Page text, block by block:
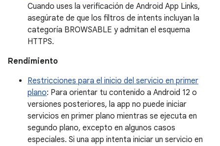
Cuando uses la verificación de Android App Links,
asegúrate de que los filtros de intents incluyan la
categoría BROWSABLE y admitan el esquema
HTTPS.
Rendimiento
Restricciones para el inicio del servicio en primer
plano: Para orientar tu contenido a Android 12 o
versiones posteriores, la app no puede iniciar
servicios en primer plano mientras se ejecuta en
segundo plano, excepto en algunos casos
especiales. Si una app intenta iniciar un servicio en